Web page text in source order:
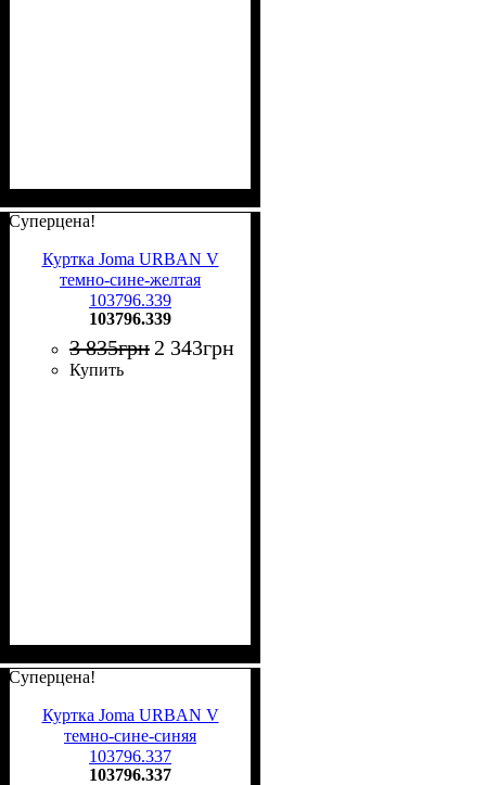
Суперцена!
Куртка Joma URBAN V
темно-сине-желтая
103796.339
103796.339
3 835грн 2 343грн
Купить
Суперцена!
Куртка Joma URBAN V
темно-сине-синяя
103796.337
103796.337